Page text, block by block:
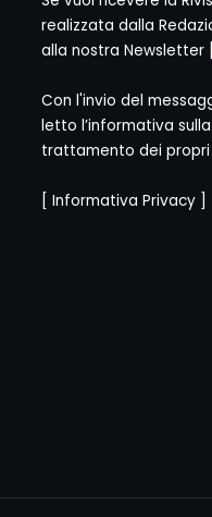
realizzata dalla
alla nostra Newsletter [
Con l'invio del
letto l’informativa
trattamento dei propri
[ Informativa Privacy]